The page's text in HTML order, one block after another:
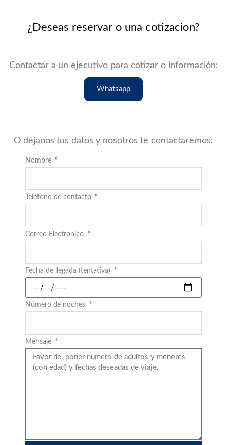
¿Deseas reservar o una cotizacion?
Contactar a un ejecutivo para cotizar o información:
Whatsapp
O déjanos tus datos y nosotros te contactaremos:
Nombre
Teléfono de contacto
Correo Electronico
Fecha de llegada (tentativa)
Número de noches
Mensaje